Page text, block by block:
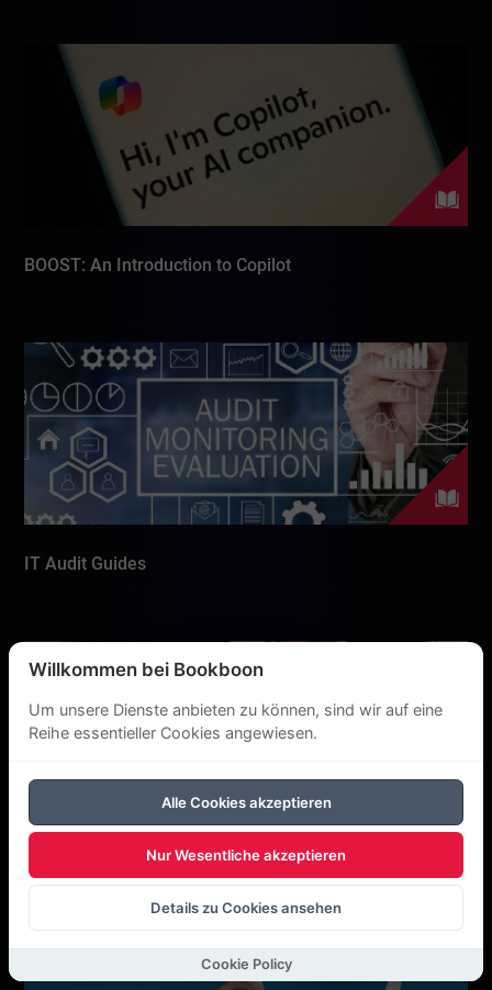
BOOST: An Introduction to Copilot
IT Audit Guides
Must-Have Content for Your Business Website
Willkommen bei Bookboon
Um unsere Dienste anbieten zu können, sind wir auf eine
Reihe essentieller Cookies angewiesen.
Alle Cookies akzeptieren
Nur Wesentliche akzeptieren
Details zu Cookies ansehen
Cookie Policy